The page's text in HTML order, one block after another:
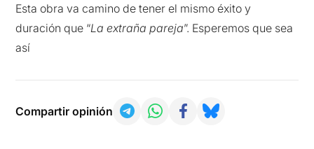
Esta obra va camino de tener el mismo éxito y
duración que “La extraña pareja”. Esperemos que sea
así
Compartir opinión